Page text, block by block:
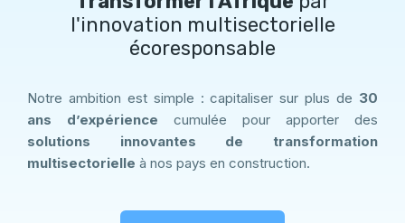
l'innovation multisectorielle
écoresponsable
Notre ambition est simple : capitaliser sur plus de 30
ans d’expérience cumulée pour apporter des
solutions innovantes de transformation
multisectorielle à nos pays en construction.